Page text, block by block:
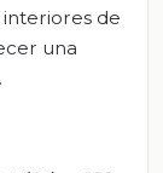
interiores de
una